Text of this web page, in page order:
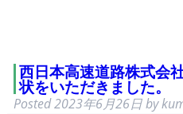
西日本高速道路株式会
状をいただきました。
Posted2023年6月26日by